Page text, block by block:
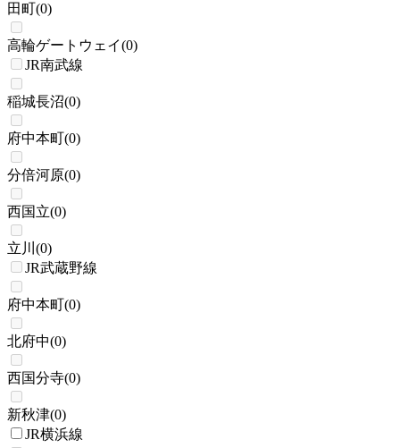
田町(0)
高輪ゲートウェイ(0)
JR南武線
稲城長沼(0)
府中本町(0)
分倍河原(0)
西国立(0)
立川 (0)
JR武蔵野線
府中本町(0)
北府中(0)
西国分寺(0)
新秋津(0)
JR横浜線